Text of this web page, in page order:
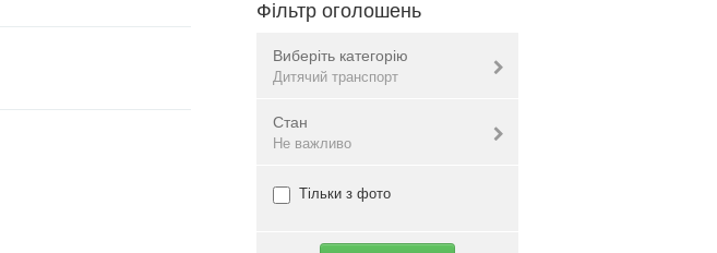
Фільтр оголошень
Виберіть категорію
Дитячий транспорт
Дитячий одяг
Дитяче взуття
Дитячі візочки
Іграшки
Стан
Не важливо
Нове
Тільки з фото